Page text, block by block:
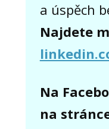
a úspěch
Najdete
Na
na